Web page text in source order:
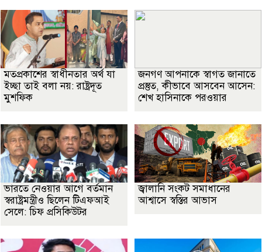
মতপ্রকাশের স্বাধীনতার অর্থ যা
ইচ্ছা তাই বলা নয়: রাষ্ট্রদূত
মুশফিক
জনগণ আপনাকে স্বাগত জানাতে
প্রস্তুত, কীভাবে আসবেন আসেন:
শেখ হাসিনাকে পরওয়ার
ভারতে নেওয়ার আগে বর্তমান
স্বরাষ্ট্রমন্ত্রীও ছিলেন টিএফআই
সেলে: চিফ প্রসিকিউটর
জ্বালানি সংকট সমাধানের
আশ্বাসে স্বস্তির আভাস